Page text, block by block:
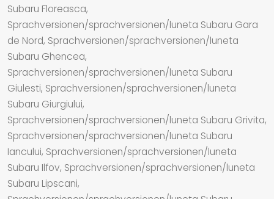
Subaru Floreasca,
Sprachversionen/sprachversionen/luneta Subaru Gara
de Nord, Sprachversionen/sprachversionen/luneta
Subaru Ghencea,
Sprachversionen/sprachversionen/luneta Subaru
Giulesti, Sprachversionen/sprachversionen/luneta
Subaru Giurgiului,
Sprachversionen/sprachversionen/luneta Subaru Grivita,
Sprachversionen/sprachversionen/luneta Subaru
Iancului, Sprachversionen/sprachversionen/luneta
Subaru Ilfov, Sprachversionen/sprachversionen/luneta
Subaru Lipscani,